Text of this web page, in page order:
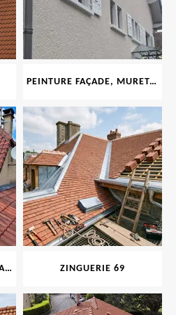
PEINTURE FAÇADE, MURET, TOITURE, BOISERIE, FERRONERIE, GOUTTIÈRE 69
NETTOYAGE ET DÉMOUSSAGE DE TOITURE ET FAÇADE 69 ZINGUERIE 69